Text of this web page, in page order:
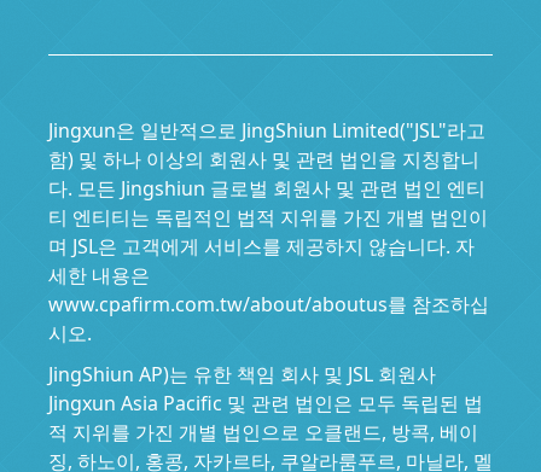
Jingxun은 일반적으로 JingShiun Limited("JSL"라고
함) 및 하나 이상의 회원사 및 관련 법인을 지칭합니
다. 모든 Jingshiun 글로벌 회원사 및 관련 법인 엔티
티 엔티티는 독립적인 법적 지위를 가진 개별 법인이
며 JSL은 고객에게 서비스를 제공하지 않습니다. 자
세한 내용은
www.cpafirm.com.tw/about/aboutus를 참조하십
시오.
JingShiun AP)는 유한 책임 회사 및 JSL 회원사
Jingxun Asia Pacific 및 관련 법인은 모두 독립된 법
적 지위를 가진 개별 법인으로 오클랜드, 방콕, 베이
징, 하노이, 홍콩, 자카르타, 쿠알라룸푸르, 마닐라, 멜